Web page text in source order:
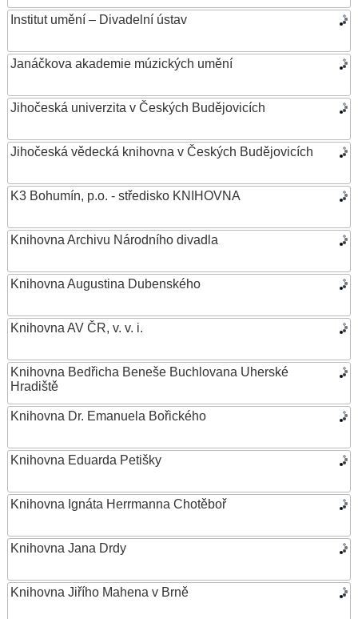
Institut umění – Divadelní ústav
Janáčkova akademie múzických umění
Jihočeská univerzita v Českých Budějovicích
Jihočeská vědecká knihovna v Českých Budějovicích
K3 Bohumín, p.o. - středisko KNIHOVNA
Knihovna Archivu Národního divadla
Knihovna Augustina Dubenského
Knihovna AV ČR, v. v. i.
Knihovna Bedřicha Beneše Buchlovana Uherské
Hradiště
Knihovna Dr. Emanuela Bořického
Knihovna Eduarda Petišky
Knihovna Ignáta Herrmanna Chotěboř
Knihovna Jana Drdy
Knihovna Jiřího Mahena v Brně